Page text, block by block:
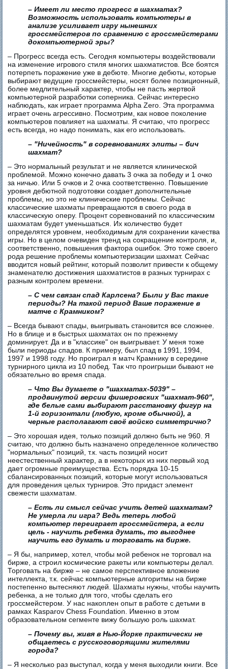
– Имеет ли место прогресс в шахматах?
Возможность использовать компьютеры в
анализе усиливает игру нынешних
гроссмейстеров по сравнению с гроссмейстерами
докомпьютерной эры?
– Прогресс всегда есть. Сегодня компьютеры воздействовали
на изменение игрового стиля многих шахматистов. Все боятся
потерпеть поражение уже в дебюте. Многие дебюты, которые
выбирают ведущие гроссмейстеры, носят более позиционный,
более медлительный характер, чтобы не пасть жертвой
компьютерной разработки соперника. Сейчас интересно
наблюдать, как играет программа Alpha Zero. Эта программа
играет очень агрессивно. Посмотрим, как новое поколение
компьютеров повлияет на шахматы. Я считаю, что прогресс
есть всегда, но надо понимать, как его использовать.
– "Ничейность" в соревнованиях элиты – бич
шахмат?
– Это нормальный результат и не является клинической
проблемой. Можно конечно давать 3 очка за победу и 1 очко
за ничью. Или 5 очков и 2 очка соответственно. Повышение
уровня дебютной подготовки создает дополнительные
проблемы, но это не клинические проблемы. Сейчас
классические шахматы превращаются в своего рода в
классическую оперу. Процент соревнований по классическим
шахматам будет уменьшаться. Их количество будет
определятся уровнем, необходимым для сохранении качества
игры. Но в целом очевиден тренд на сокращение контроля, и,
соответственно, повышения фактора ошибок. Это тоже своего
рода решение проблемы компьютеризации шахмат. Сейчас
вводится новый рейтинг, который позволит привести к общему
знаменателю достижения шахматистов в разных турнирах с
разным контролем времени.
– С чем связан спад Карлсена? Были у Вас такие
периоды? На такой период Ваше поражение в
матче с Крамником?
– Всегда бывают спады, выигрывать становится все сложнее.
Но в блице и в быстрых шахматах он по прежнему
доминирует. Да и в "классике" он выигрывает. У меня тоже
были периоды спадов. К примеру, был спад в 1991, 1994,
1997 и 1998 году. Но проиграл я матч Крамнику в середине
турнирного цикла из 10 побед. Так что проигрыши бывают не
обязательно во время спада.
– Что Вы думаете о "шахматах-5039" –
продвинутой версии фишеровских "шахмат-960",
где белые сами выбирают расстановку фигур на
1-й горизонтали (любую, кроме обычной), а
черные располагают своё войско симметрично?
– Это хорошая идея, только позиций должно быть не 960. Я
считаю, что должно быть назначено определенное количество
"нормальных" позиций, т.к. часть позиций носит
неестественный характер, а в некоторых из них первый ход
дает огромные преимущества. Есть порядка 10-15
сбалансированных позиций, которые могут использоваться
для проведения целых турниров. Это придаст элемент
свежести шахматам.
– Есть ли смысл сейчас учить детей шахматам?
Не умерла ли игра? Ведь теперь любой
компьютер переиграет гроссмейстера, а если
цель - научить ребенка думать, то выгоднее
научить его думать и торговать на бирже.
– Я бы, например, хотел, чтобы мой ребенок не торговал на
бирже, а строил космические ракеты или компьютеры делал.
Торговать на бирже – не самое перспективное вложение
интеллекта, т.к. сейчас компьютерные алгоритмы на бирже
постепенно вытесняют людей. Шахматы нужны, чтобы научить
ребенка, а не только для того, чтобы сделать его
гроссмейстером. У нас накоплен опыт в работе с детьми в
рамках Kasparov Chess Foundation. Именно в этом
образовательном сегменте вижу большую роль шахмат.
– Почему вы, живя в Нью-Йорке практически не
общаетесь с русскоговорящими жителями
города?
– Я несколько раз выступал, когда у меня выходили книги. Все